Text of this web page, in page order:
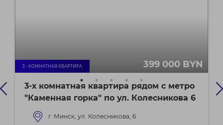
3 - КОМНАТНАЯ КВАРТИРА 399 000 BYN
3-х комнатная квартира рядом с метро
"Каменная горка" по ул. Колесникова 6
г. Минск, ул. Колесникова, 6